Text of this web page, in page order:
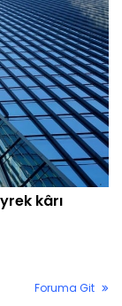
kârı
Foruma Git